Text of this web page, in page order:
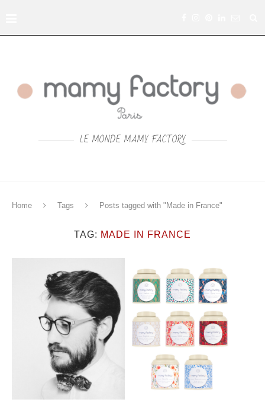
LE MONDE MAMY FACTORY
Home Tags Posts tagged with "Made in France"
TAG: MADE IN FRANCE